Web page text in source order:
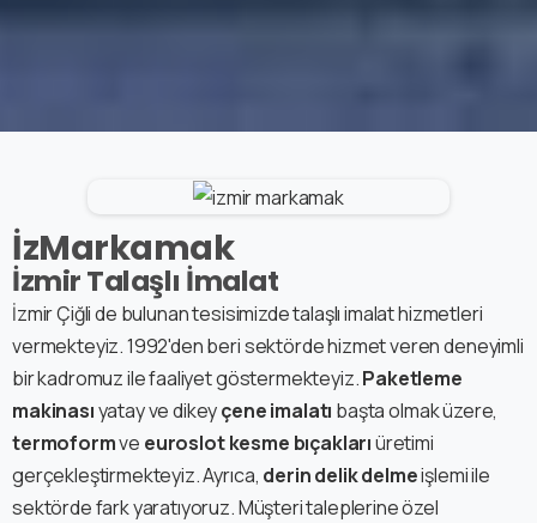
İzMarkamak
İzmir Talaşlı İmalat
İzmir Çiğli de bulunan tesisimizde talaşlı imalat hizmetleri
vermekteyiz. 1992'den beri sektörde hizmet veren deneyimli
bir kadromuz ile faaliyet göstermekteyiz.Paketleme
makinasıyatay ve dikeyçene imalatı başta olmak üzere,
termoformve euroslotkesme bıçaklarıüretimi
gerçekleştirmekteyiz. Ayrıca, derin delik delmeişlemi ile
sektörde fark yaratıyoruz. Müşteri taleplerine özel